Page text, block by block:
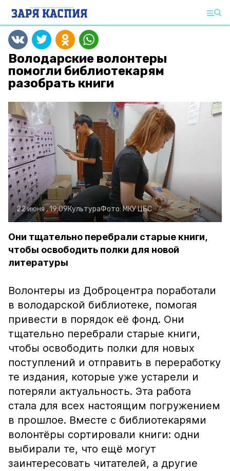
Володарские волонтеры
помогли библиотекарям
разобрать книги
22 июня , 19:09КультураФото:МКУ ЦБС
Они тщательно перебрали старые книги,
чтобы освободить полки для новой
литературы
Волонтеры из Доброцентра поработали
в володарской библиотеке, помогая
привести в порядок её фонд. Они
тщательно перебрали старые книги,
чтобы освободить полки для новых
поступлений и отправить в переработку
те издания, которые уже устарели и
потеряли актуальность. Эта работа
стала для всех настоящим погружением
в прошлое. Вместе с библиотекарями
волонтёры сортировали книги: одни
выбирали те, что ещё могут
заинтересовать читателей, а другие